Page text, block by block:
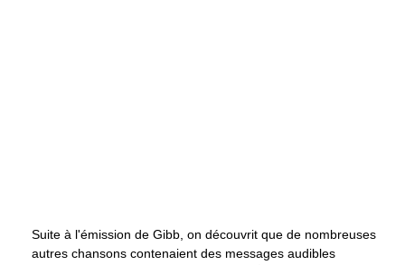
Suite à l'émission de Gibb, on découvrit que de nombreuses
autres chansons contenaient des messages audibles